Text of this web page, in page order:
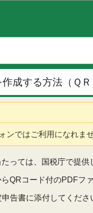
成する方法（Ｑ
ンではご利用になれま
っては、国税庁で提
QRコード付のPDFフ
告書に添付してくださ